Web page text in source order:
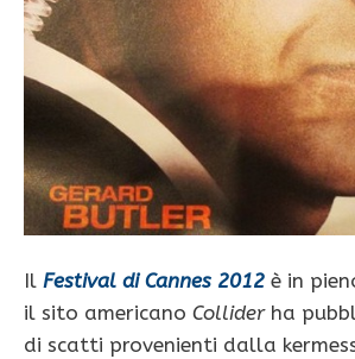
Il Festival di Cannes 2012 è in
il sito americano Colliderha
di scatti provenienti dalla